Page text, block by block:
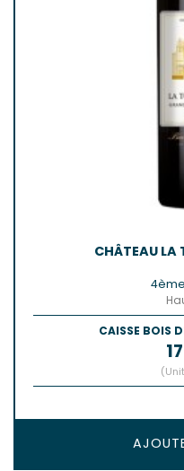
CHÂTEAU LA
CAISSE BOIS